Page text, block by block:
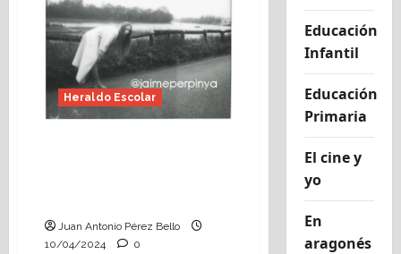
Heraldo Escolar
Juan Antonio Pérez Bello
10/04/2024
0
Educación
Infantil
Educación
Primaria
El cine y
yo
En
aragonés